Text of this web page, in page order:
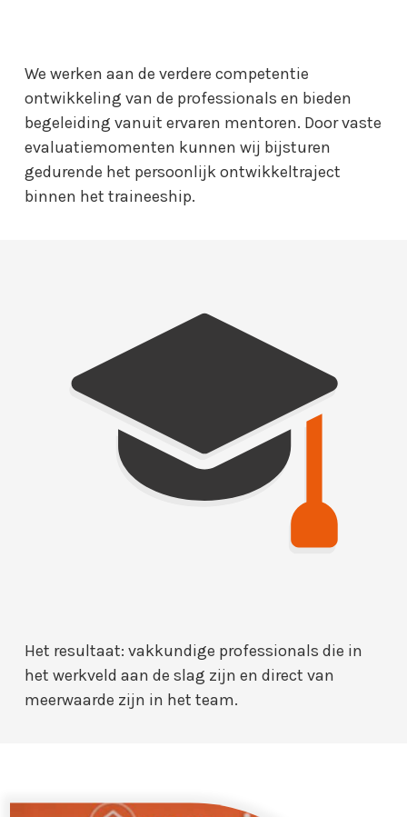
We werken aan de verdere competentie
ontwikkeling van de professionals en bieden
begeleiding vanuit ervaren mentoren. Door vaste
evaluatiemomenten kunnen wij bijsturen
gedurende het persoonlijk ontwikkeltraject
binnen het traineeship.
Het resultaat: vakkundige professionals die in
het werkveld aan de slag zijn en direct van
meerwaarde zijn in het team.